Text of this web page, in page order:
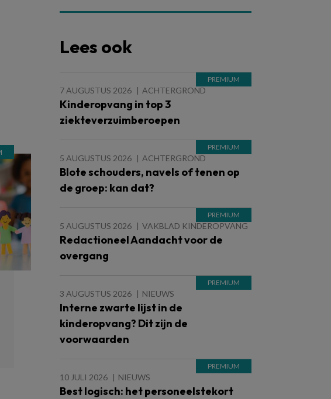
Lees ook
7 AUGUSTUS 2026 ACHTERGROND
Kinderopvang in top 3
ziekteverzuimberoepen
5 AUGUSTUS 2026 ACHTERGROND
Blote schouders, navels of tenen op
de groep: kan dat?
5 AUGUSTUS 2026 VAKBLAD KINDEROPVANG
Redactioneel Aandacht voor de
overgang
3 AUGUSTUS 2026 NIEUWS
Interne zwarte lijst in de
kinderopvang? Dit zijn de
voorwaarden
10 JULI 2026 NIEUWS
Best logisch: het personeelstekort